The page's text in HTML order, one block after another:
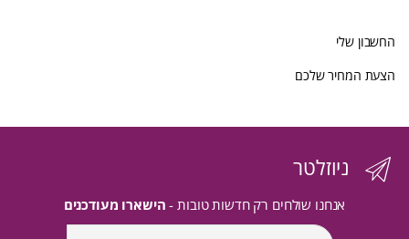
החשבון שלי
הצעת המחיר שלכם
ניוזלטר
אנחנו שולחים רק חדשות טובות - הישארו מעודכנים